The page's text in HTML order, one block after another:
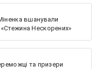
вшанували
Нескорених»
та призери